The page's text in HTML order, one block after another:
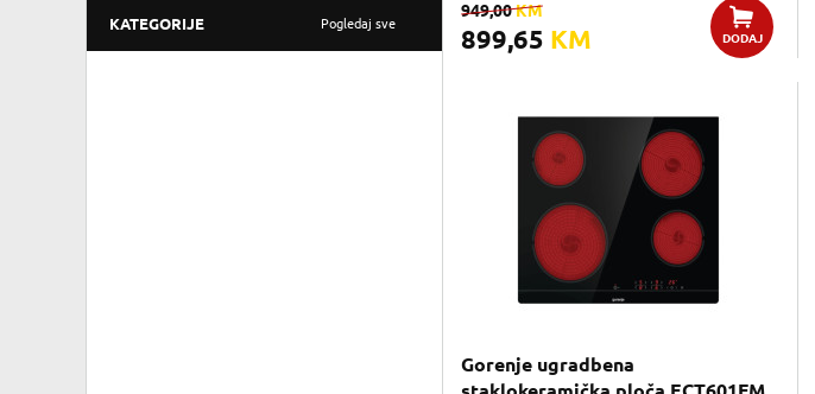
KATEGORIJE Pogledaj sve
899,65 KM
949,00KM
DODAJ
Gorenje ugradbena